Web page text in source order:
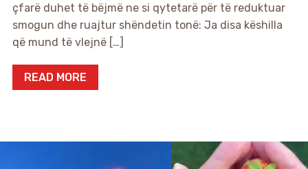
çfarë duhet të bëjmë ne si qytetarë për të reduktuar
smogun dhe ruajtur shëndetin tonë: Ja disa këshilla
që mund të vlejnë […]
READ MORE